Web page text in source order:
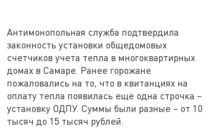
Антимонопольная служба подтвердила
законность установки общедомовых
счетчиков учета тепла в многоквартирных
домах в Самаре. Ранее горожане
пожаловались на то, что в квитанциях на
оплату тепла появилась еще одна строчка –
установку ОДПУ. Суммы были разные – от 10
тысяч до 15 тысяч рублей.